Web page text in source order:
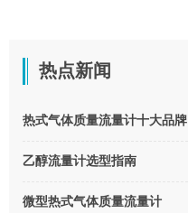
热点新闻
热式气体质量流量计十大品牌
乙醇流量计选型指南
微型热式气体质量流量计